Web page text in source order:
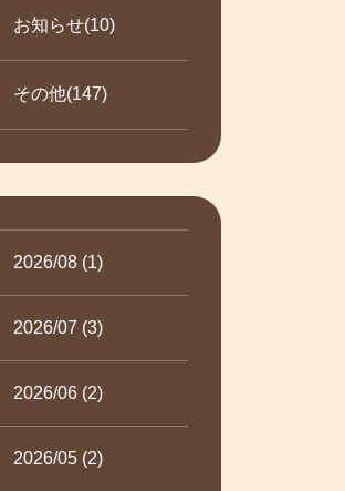
お知らせ(10)
その他(147)
2026/08 (1)
2026/07 (3)
2026/06 (2)
2026/05 (2)